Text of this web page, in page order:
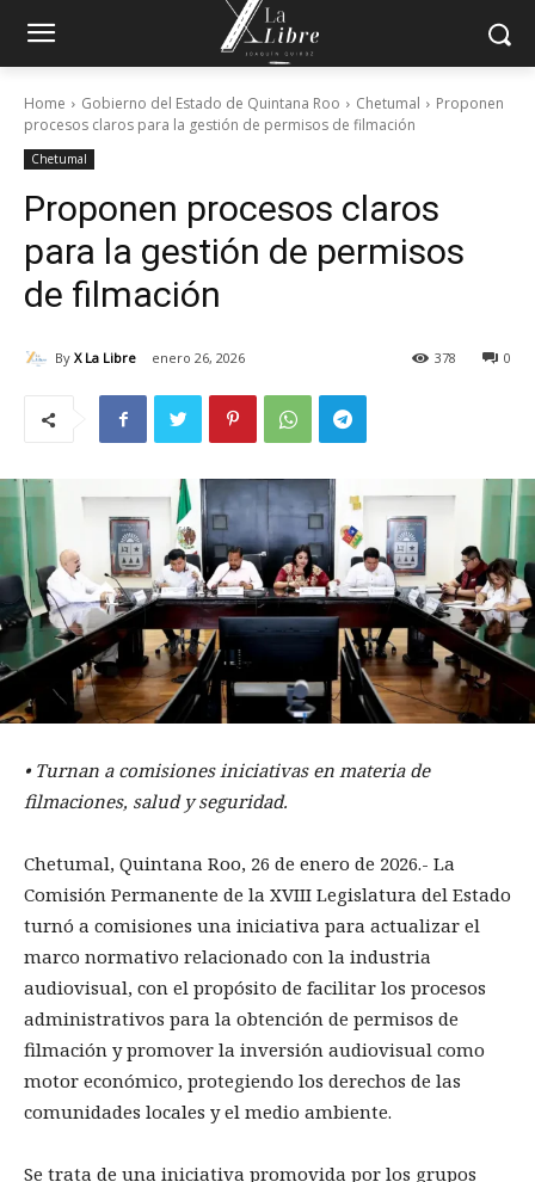
Home Gobierno del Estado de Quintana Roo Chetumal
Proponen
procesos claros para la gestión de permisos de filmación
Chetumal
Proponen procesos claros
para la gestión de permisos
de filmación
By X La Libre enero 26, 2026 0
378
•⁠ ⁠Turnan a comisiones iniciativas en materia de
filmaciones, salud y seguridad.
Chetumal, Quintana Roo, 26 de enero de 2026.- La
Comisión Permanente de la XVIII Legislatura del Estado
turnó a comisiones una iniciativa para actualizar el
marco normativo relacionado con la industria
audiovisual, con el propósito de facilitar los procesos
administrativos para la obtención de permisos de
filmación y promover la inversión audiovisual como
motor económico, protegiendo los derechos de las
comunidades locales y el medio ambiente.
Se trata de una iniciativa promovida por los grupos